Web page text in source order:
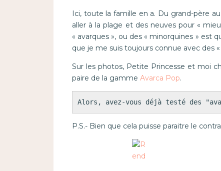
Ici, toute la famille en a. Du grand-père
aller à la plage et des neuves pour «
« avarques », ou des « minorquines » est
que je me suis toujours connue avec des «
Sur les photos, Petite Princesse et moi
paire de la gamme Avarca Pop.
Alors, avez-vous déjà testé des
P.S.- Bien que cela puisse paraitre le